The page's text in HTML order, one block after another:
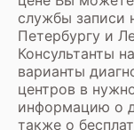
службы записи
Петербургу и
Консультанты
варианты
центров в
информацию о
также о